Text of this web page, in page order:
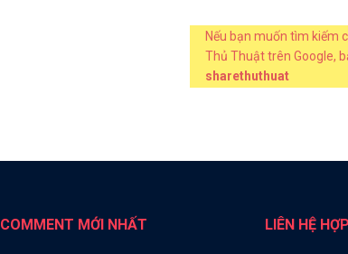
Nếu bạn muốn tìm kiếm
Thủ Thuật trên Google,
sharethuthuat
COMMENT MỚI NHẤT LIÊN HỆ